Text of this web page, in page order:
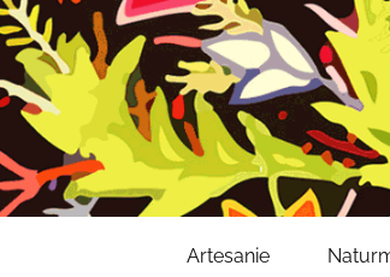
Artesanie